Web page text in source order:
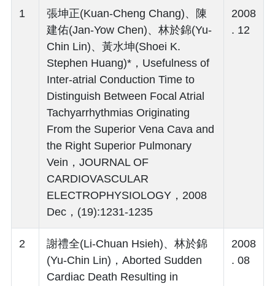
1
張坤正(Kuan-Cheng Chang)、陳
建佑(Jan-Yow Chen)、林於錦(Yu-
Chin Lin)、黃水坤(Shoei K.
Stephen Huang)*，Usefulness of
Inter-atrial Conduction Time to
Distinguish Between Focal Atrial
Tachyarrhythmias Originating
From the Superior Vena Cava and
the Right Superior Pulmonary
Vein，JOURNAL OF
CARDIOVASCULAR
ELECTROPHYSIOLOGY，2008
Dec，(19):1231-1235
2008
. 12
2
謝禮全(Li-Chuan Hsieh)、林於錦
(Yu-Chin Lin)，Aborted Sudden
Cardiac Death Resulting in
2008
. 08